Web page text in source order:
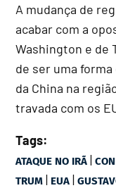
A mudança de
acabar com a
Washington e de
de ser uma
da China na
travada com os
Tags:
ATAQUE NO IRÃ |
TRUM | EUA |